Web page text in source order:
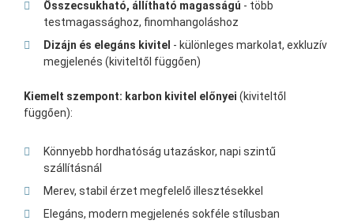
Összecsukható, állítható magasságú - több
testmagassághoz, finomhangoláshoz
Dizájn és elegáns kivitel - különleges markolat, exkluzív
megjelenés (kiviteltől függően)
Kiemelt szempont: karbon kivitel előnyei (kiviteltől
függően):
Könnyebb hordhatóság utazáskor, napi szintű
szállításnál
Merev, stabil érzet megfelelő illesztésekkel
Elegáns, modern megjelenés sokféle stílusban